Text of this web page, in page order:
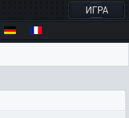
ИГРА